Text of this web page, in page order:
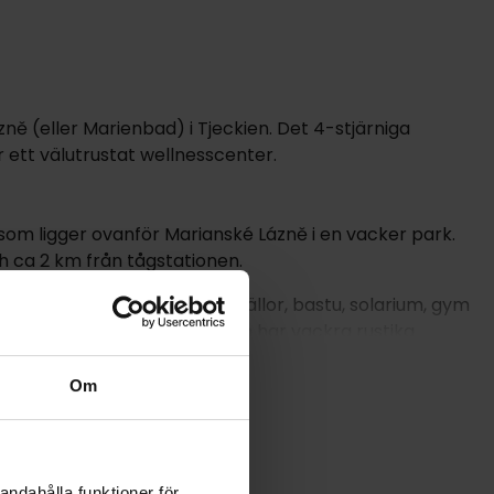
Om
(eller Marienbad) i Tjeckien. Det 4-stjärniga
ett välutrustat wellnesscenter.
ligger ovanför Marianské Lázně i en vacker park.
ca 2 km från tågstationen.
bubbelpool, naturliga källor, bastu, solarium, gym
Restaurangen har vackra rustika
Du kan njuta av läckra drinkar och cocktails i
Med över 100 källor och vackert välskötta
inte Singing Fountains fascinerande vatten-
flyter. Utöver spabehandlingar erbjuder staden